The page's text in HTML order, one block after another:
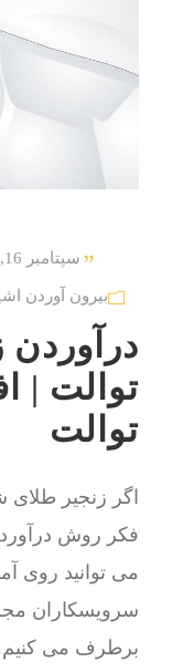
سپتامبر 16, 2021
بیرون آوردن
درآوردن
توالت |
توالت
اگر زنجیر طلای
فکر روش
می توانید روی
سرویسکاران
برطرف می کنیم.